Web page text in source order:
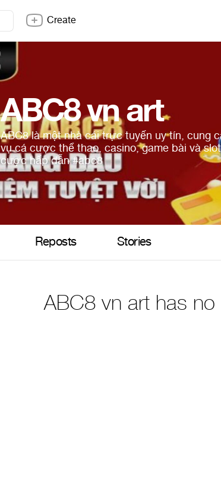
Create
ABC8 vn art
ABC8 là một nhà cái trực tuyến uy tín, cung
vụ cá cược thể thao, casino, game bài và
cược hấp dẫn#abc8
Reposts Stories
ABC8 vn art has